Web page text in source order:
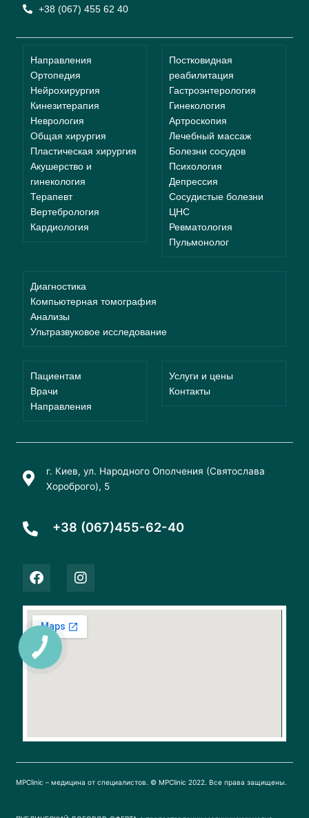
+38 (067) 455 62 40
Направления
Ортопедия
Нейрохирургия
Кинезитерапия
Неврология
Общая хирургия
Пластическая хирургия
Акушерство и
гинекология
Терапевт
Вертебрология
Кардиология
Постковидная
реабилитация
Гастроэнтерология
Гинекология
Артроскопия
Лечебный массаж
Болезни сосудов
Психология
Депрессия
Сосудистые болезни
ЦНС
Ревматология
Пульмонолог
Диагностика
Компьютерная томография
Анализы
Ультразвуковое исследование
Пациентам
Врачи
Направления
Услуги и цены
Контакты
г. Киев, ул. Народного Ополчения (Святослава
Хороброго), 5
+38 (067)455-62-40
F
a
e
b
o
o
k
I
n
t
g
MPClinic – медицина от специалистов. © MPClinic 2022. Все права защищены.